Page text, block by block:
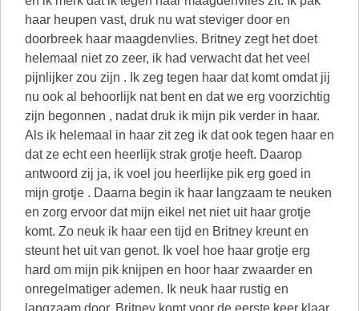
haar heupen vast, druk nu wat steviger door en
doorbreek haar maagdenvlies. Britney zegt het doet
helemaal niet zo zeer, ik had verwacht dat het veel
pijnlijker zou zijn . Ik zeg tegen haar dat komt omdat jij
nu ook al behoorlijk nat bent en dat we erg voorzichtig
zijn begonnen , nadat druk ik mijn pik verder in haar.
Als ik helemaal in haar zit zeg ik dat ook tegen haar en
dat ze echt een heerlijk strak grotje heeft. Daarop
antwoord zij ja, ik voel jou heerlijke pik erg goed in
mijn grotje . Daarna begin ik haar langzaam te neuken
en zorg ervoor dat mijn eikel net niet uit haar grotje
komt. Zo neuk ik haar een tijd en Britney kreunt en
steunt het uit van genot. Ik voel hoe haar grotje erg
hard om mijn pik knijpen en hoor haar zwaarder en
onregelmatiger ademen. Ik neuk haar rustig en
langzaam door. Britney komt voor de eerste keer klaar